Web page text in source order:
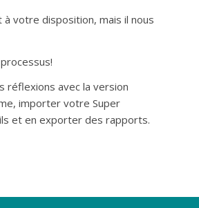
votre disposition, mais il nous
réflexions avec la version
importer votre Super
et en exporter des rapports.